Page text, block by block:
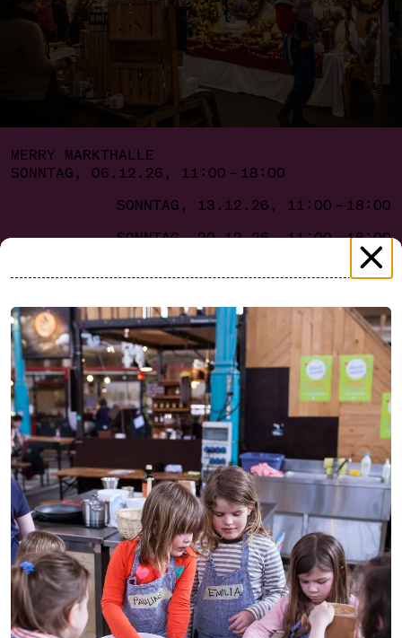
MERRY MARKTHALLE
SONNTAG, 06.12.26, 11:00 – 18:00
SONNTAG, 13.12.26, 11:00 – 18:00
SONNTAG, 20.12.26, 11:00 – 18:00
HO-HO-HO, WHAT A
WEIHNACHTSMARKT!
Jedes Jahr weihnachtet es in der historischen
Markthalle Neun in Kreuzberg wirklich sehr: Lichter
und Lametta, Duftendes und Dampfendes,
Tannenbaum und Tralala, Geschenke und Glühwein.
Unsere Weihnachtsmärkte sind wetterfest, lecker
und gemütlich!
FREIER EINTRITT!